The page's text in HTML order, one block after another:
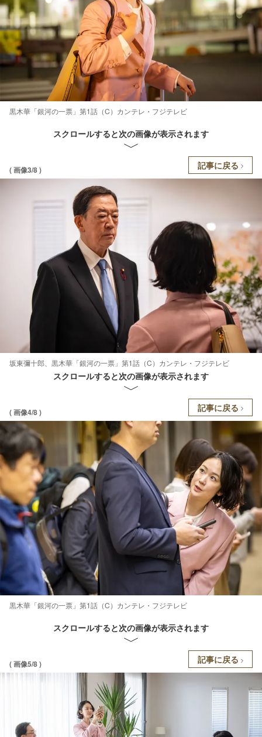
黒木華「銀河の一票」第1話（C）カンテレ・フジテレビ
スクロールすると次の画像が表示されます
( 画像3/8 ) 記事に戻る
坂東彌十郎、黒木華「銀河の一票」第1話（C）カンテレ・フジテレビ
スクロールすると次の画像が表示されます
( 画像4/8 ) 記事に戻る
黒木華「銀河の一票」第1話（C）カンテレ・フジテレビ
スクロールすると次の画像が表示されます
( 画像5/8 ) 記事に戻る